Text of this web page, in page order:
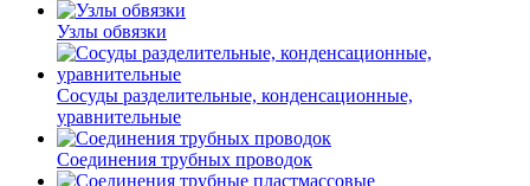
Узлы обвязки
Сосуды разделительные, конденсационные,
уравнительные
Соединения трубных проводок